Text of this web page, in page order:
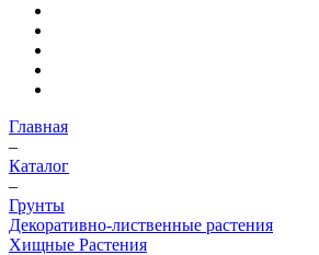
Главная
–
Каталог
–
Грунты
Декоративно-лиственные растения
Хищные Растения